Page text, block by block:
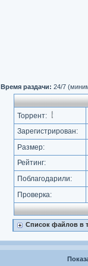
Время раздачи: 24/7
Торрент:
Зарегистрирован:
Размер:
Рейтинг:
Поблагодарили:
Проверка:
Список файлов в